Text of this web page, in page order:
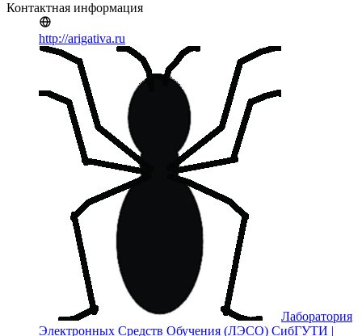
Контактная информация
http://arigativa.ru
Лаборатория
Электронных Средств Обучения (ЛЭСО) СибГУТИ |